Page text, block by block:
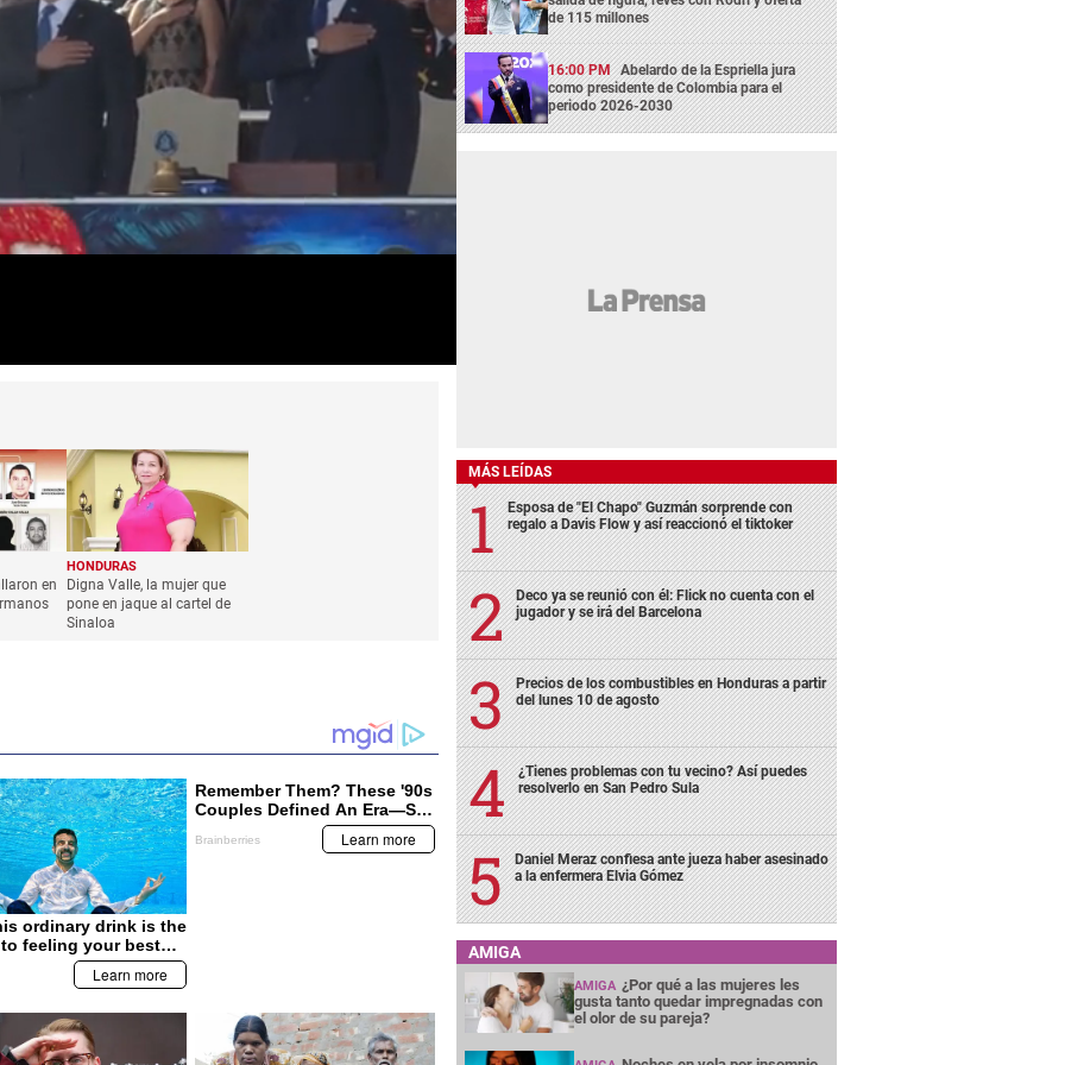
en
HONDURAS
Digna Valle, la mujer que
pone en jaque al cartel de
Sinaloa
de 115 millones
16:00 PM Abelardo de la Espriella jura
como presidente de Colombia para el
periodo 2026-2030
MÁS LEÍDAS
Esposa de "El Chapo" Guzmán sorprende con
regalo a Davis Flow y así reaccionó el tiktoker
Deco ya se reunió con él: Flick no cuenta con el
jugador y se irá del Barcelona
Precios de los combustibles en Honduras a partir
del lunes 10 de agosto
¿Tienes problemas con tu vecino? Así puedes
resolverlo en San Pedro Sula
Daniel Meraz confiesa ante jueza haber asesinado
a la enfermera Elvia Gómez
AMIGA
AMIGA ¿Por qué a las mujeres les
gusta tanto quedar impregnadas con
el olor de su pareja?